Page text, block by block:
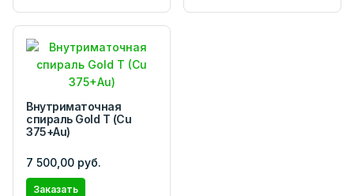
Внутриматочная
спираль Gold T (Cu
375+Au)
7 500,00 руб.
Заказать